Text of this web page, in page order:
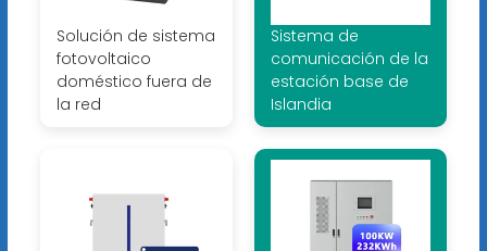
Solución de sistema
fotovoltaico
doméstico fuera de
la red
Sistema de
comunicación de la
estación base de
Islandia